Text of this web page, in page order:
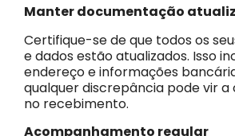
Manter documentação
Certifique-se de que todos os
e dados estão atualizados. Isso
endereço e informações
qualquer discrepância pode vir a
no recebimento.
Acompanhamento regular